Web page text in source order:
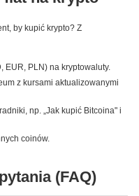
by kupić krypto? Z
EUR, PLN) na kryptowaluty.
z kursami aktualizowanymi
np. „Jak kupić Bitcoina" i
coinów.
(FAQ)